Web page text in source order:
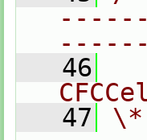
   46
   47